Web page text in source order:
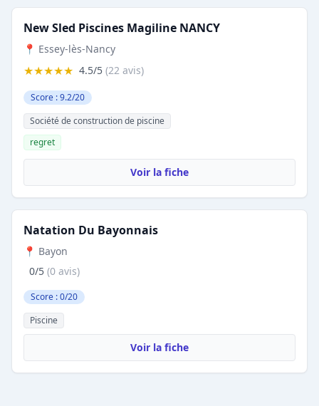
New Sled Piscines Magiline NANCY
📍 Essey-lès-Nancy
★★★★★ 4.5/5 (22 avis)
Score : 9.2/20
Société de construction de piscine
regret
Voir la fiche
Natation Du Bayonnais
📍 Bayon
0/5 (0 avis)
Score : 0/20
Piscine
Voir la fiche